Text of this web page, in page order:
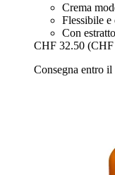
Crema
Flessibile e
Con
CHF 32.50
Consegna entro